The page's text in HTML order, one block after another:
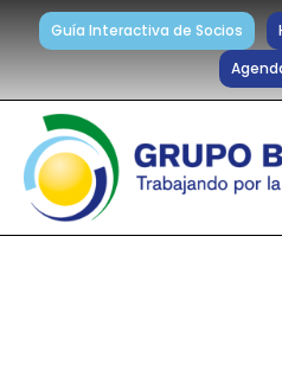
Guía Interactiva de Socios